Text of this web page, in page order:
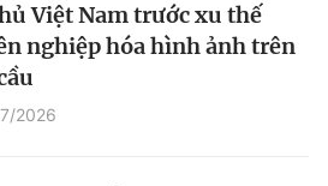
Việt Nam trước xu thế
nghiệp hóa hình ảnh trên
2026